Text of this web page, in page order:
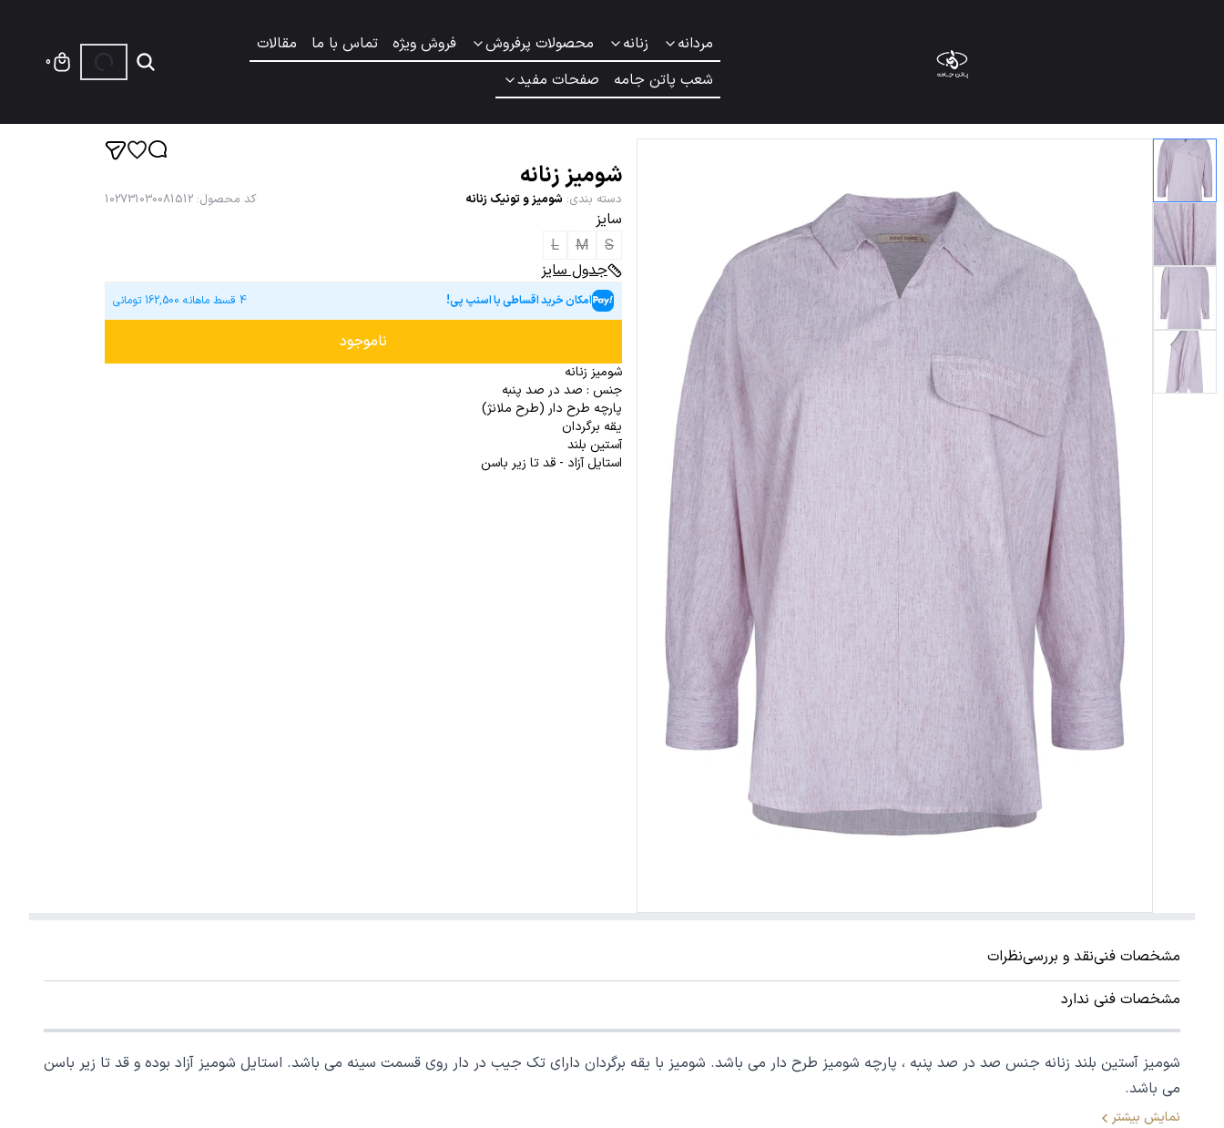
مردانه زنانه محصولات پرفروش فروش ویژه تماس با ما
مقالات
شعب پاتن جامه
صفحات مفید
0
شومیز زنانه
دسته بندی: شومیز و تونیک زنانه کد محصول:
102731030081512
سایز
S
M
L
جدول سایز
امکان خرید اقساطی با اسنپ پی! 4 قسط ماهانه 162,500 تومانی
ناموجود
شومیز زنانه
جنس : صد در صد پنبه
پارچه طرح دار (طرح ملانژ)
یقه برگردان
آستین بلند
استایل آزاد - قد تا زیر باسن
مشخصات فنینقد و بررسینظرات
مشخصات فنی ندارد
شومیز آستین بلند زنانه جنس صد در صد پنبه ، پارچه شومیز طرح دار می باشد. شومیز با یقه برگردان دارای تک جیب در دار روی قسمت سینه می باشد. استایل شومیز آزاد بوده و قد تا زیر باسن
می باشد.
نمایش بیشتر